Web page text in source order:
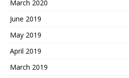
March 2020
June 2019
May 2019
April 2019
March 2019